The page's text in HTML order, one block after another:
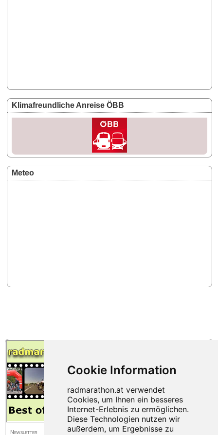
Klimafreundliche Anreise ÖBB
Meteo
Newsletter